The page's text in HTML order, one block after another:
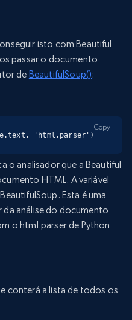
isto com Beautiful
passar o documento
de BeautifulSoup():
'html.parser')
Copy
o analisador que a Beautiful
HTML. A variável
Esta é uma
da análise do documento
o html.parser de Python
conterá a lista de todos os